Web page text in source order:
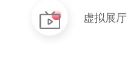
虚拟展厅